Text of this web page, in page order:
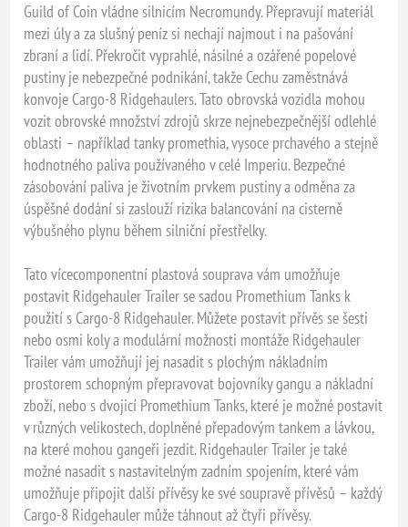
Guild of Coin vládne silnicím Necromundy. Přepravují materiál
mezi úly a za slušný peníz si nechají najmout i na pašování
zbraní a lidí. Překročit vyprahlé, násilné a ozářené popelové
pustiny je nebezpečné podnikání, takže Cechu zaměstnává
konvoje Cargo-8 Ridgehaulers. Tato obrovská vozidla mohou
vozit obrovské množství zdrojů skrze nejnebezpečnější odlehlé
oblasti – například tanky promethia, vysoce prchavého a stejně
hodnotného paliva používaného v celé Imperiu. Bezpečné
zásobování paliva je životním prvkem pustiny a odměna za
úspěšné dodání si zaslouží rizika balancování na cisterně
výbušného plynu během silniční přestřelky.
Tato vícecomponentní plastová souprava vám umožňuje
postavit Ridgehauler Trailer se sadou Promethium Tanks k
použití s Cargo-8 Ridgehauler. Můžete postavit přívěs se šesti
nebo osmi koly a modulární možnosti montáže Ridgehauler
Trailer vám umožňují jej nasadit s plochým nákladním
prostorem schopným přepravovat bojovníky gangu a nákladní
zboží, nebo s dvojicí Promethium Tanks, které je možné postavit
v různých velikostech, doplněné přepadovým tankem a lávkou,
na které mohou gangeři jezdit. Ridgehauler Trailer je také
možné nasadit s nastavitelným zadním spojením, které vám
umožňuje připojit další přívěsy ke své soupravě přívěsů – každý
Cargo-8 Ridgehauler může táhnout až čtyři přívěsy.